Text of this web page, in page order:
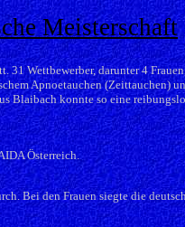
Meisterschaft
Wettbewerber, darunter 4
Apnoetauchen (Zeittauchen)
konnte so eine
Österreich.
Bei den Frauen siegte die